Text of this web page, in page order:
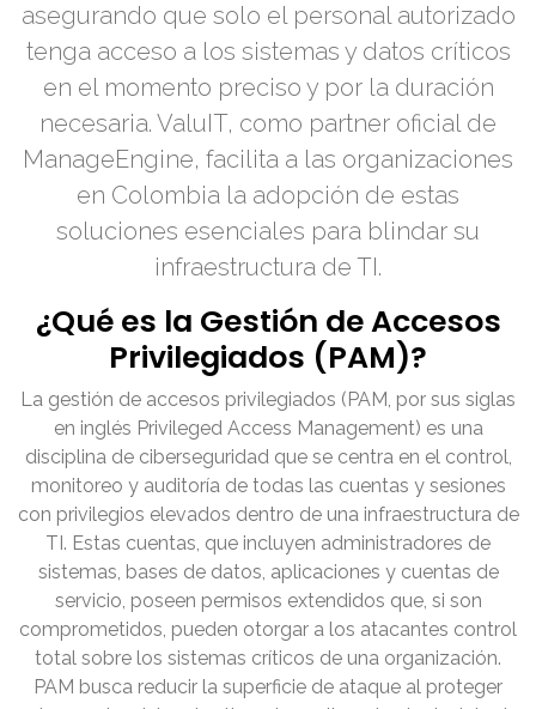
asegurando que solo el personal autorizado
tenga acceso a los sistemas y datos críticos
en el momento preciso y por la duración
necesaria. ValuIT, como partner oficial de
ManageEngine, facilita a las organizaciones
en Colombia la adopción de estas
soluciones esenciales para blindar su
infraestructura de TI.
¿Qué es la Gestión de Accesos
Privilegiados (PAM)?
La gestión de accesos privilegiados (PAM, por sus siglas
en inglés Privileged Access Management) es una
disciplina de ciberseguridad que se centra en el control,
monitoreo y auditoría de todas las cuentas y sesiones
con privilegios elevados dentro de una infraestructura de
TI. Estas cuentas, que incluyen administradores de
sistemas, bases de datos, aplicaciones y cuentas de
servicio, poseen permisos extendidos que, si son
comprometidos, pueden otorgar a los atacantes control
total sobre los sistemas críticos de una organización.
PAM busca reducir la superficie de ataque al proteger